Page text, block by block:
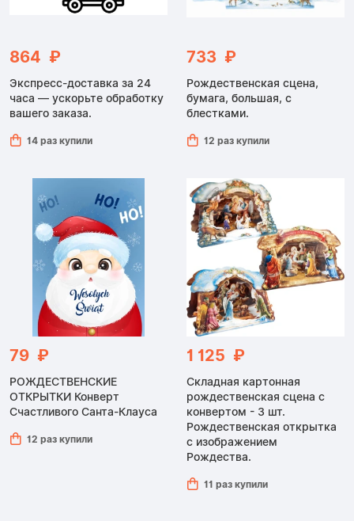
864 ₽
Экспресс-доставка за 24
часа — ускорьте обработку
вашего заказа.
14 раз купили
733 ₽
Рождественская сцена,
бумага, большая, с
блестками.
12 раз купили
79 ₽
РОЖДЕСТВЕНСКИЕ
ОТКРЫТКИ Конверт
Счастливого Санта-Клауса
12 раз купили
1 125 ₽
Складная картонная
рождественская сцена с
конвертом - 3 шт.
Рождественская открытка
с изображением
Рождества.
11 раз купили